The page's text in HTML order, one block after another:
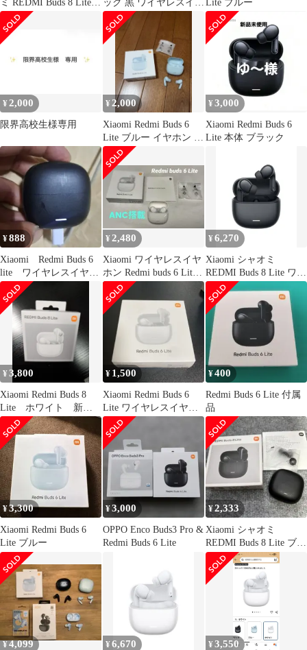
ミ REDMI Buds 8 Lite
ワイヤレスイヤホン
Bluetooth 5.4 ノイズキ
ャンセリング ANC 36時
間再生 | iPhone/Android
り込み 6a96398f
ック 黒 ワイヤレスイヤ
ホン
Lite ブルー
¥ 2,000
限界高校生様専用
¥ 2,000
Xiaomi Redmi Buds 6
Lite ブルー イヤホン 美
品
¥ 3,000
Xiaomi Redmi Buds 6
Lite 本体 ブラック
¥888
Xiaomi Redmi Buds 6
lite ワイヤレスイヤホ
ン ケースのみ
¥ 2,480
Xiaomi ワイヤレスイヤ
ホン Redmi buds 6 Lite
ANC搭載
¥6,270
Xiaomi シャオミ
REDMI Buds 8 Lite ワイ
ヤレスイヤホン
Bluetooth イヤホン 5.4
ノイズキャンセリング
12.4mmドライバー 最
大36時間再生 マルチポ
イント接続 急速充電 小
型軽量 専用アプリ対応
カス 8d3fd53c
¥3,800
Xiaomi Redmi Buds 8
Lite ホワイト 新品
未開封
¥ 1,500
Xiaomi Redmi Buds 6
Lite ワイヤレスイヤホ
ン
¥400
Redmi Buds 6 Lite 付属
品
¥3,300
Xiaomi Redmi Buds 6
Lite ブルー
¥3,000
OPPO Enco Buds3 Pro &
Redmi Buds 6 Lite
¥2,333
Xiaomi シャオミ
REDMI Buds 8 Lite ブラ
ック
¥4,099 ¥6,670 ¥3,550